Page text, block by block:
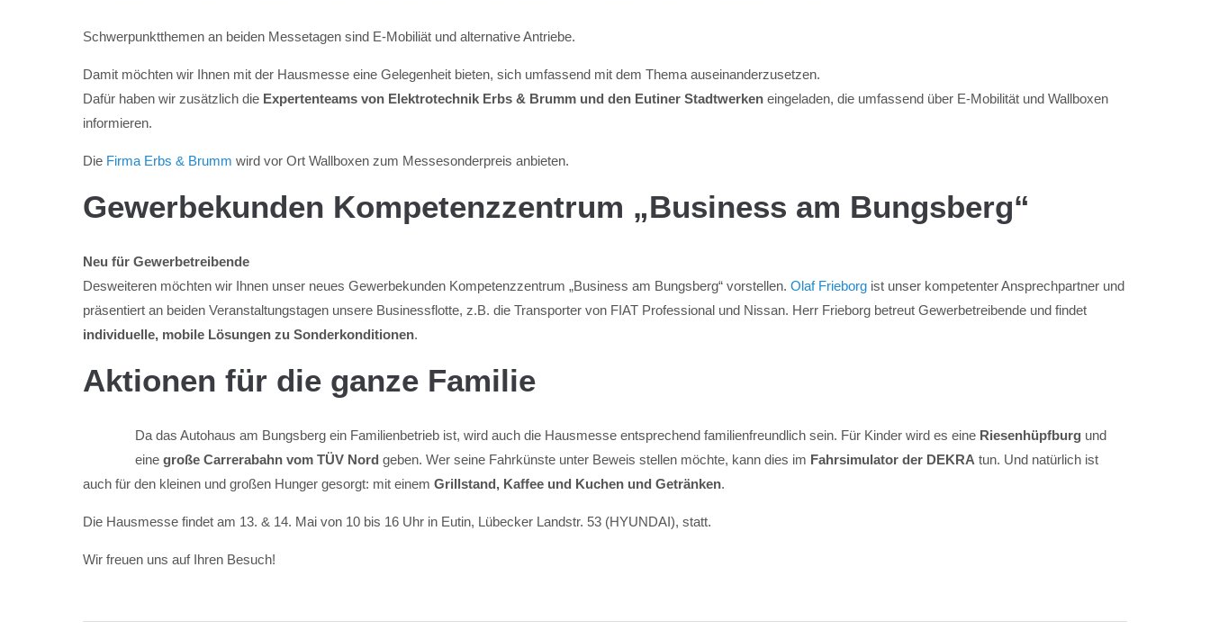
Schwerpunktthemen an beiden Messetagen sind E-Mobiliät und alternative Antriebe.
Damit möchten wir Ihnen mit der Hausmesse eine Gelegenheit bieten, sich umfassend mit dem Thema auseinanderzusetzen.
Dafür haben wir zusätzlich die Expertenteams von Elektrotechnik Erbs & Brumm und den Eutiner Stadtwerken eingeladen, die umfassend über E-Mobilität und Wallboxen
informieren.
Die Firma Erbs & Brumm wird vor Ort Wallboxen zum Messesonderpreis anbieten.
Gewerbekunden Kompetenzzentrum „Business am Bungsberg“
Neu für Gewerbetreibende
Desweiteren möchten wir Ihnen unser neues Gewerbekunden Kompetenzzentrum „Business am Bungsberg“ vorstellen. Olaf Frieborg ist unser kompetenter Ansprechpartner und
präsentiert an beiden Veranstaltungstagen unsere Businessflotte, z.B. die Transporter von FIAT Professional und Nissan. Herr Frieborg betreut Gewerbetreibende und findet
individuelle, mobile Lösungen zu Sonderkonditionen.
Aktionen für die ganze Familie
Da das Autohaus am Bungsberg ein Familienbetrieb ist, wird auch die Hausmesse entsprechend familienfreundlich sein. Für Kinder wird es eine Riesenhüpfburg und
eine große Carrerabahn vom TÜV Nord geben. Wer seine Fahrkünste unter Beweis stellen möchte, kann dies im Fahrsimulator der DEKRA tun. Und natürlich ist
auch für den kleinen und großen Hunger gesorgt: mit einem Grillstand, Kaffee und Kuchen und Getränken.
Die Hausmesse findet am 13. & 14. Mai von 10 bis 16 Uhr in Eutin, Lübecker Landstr. 53 (HYUNDAI), statt.
Wir freuen uns auf Ihren Besuch!